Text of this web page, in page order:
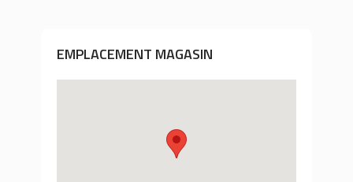
EMPLACEMENT MAGASIN